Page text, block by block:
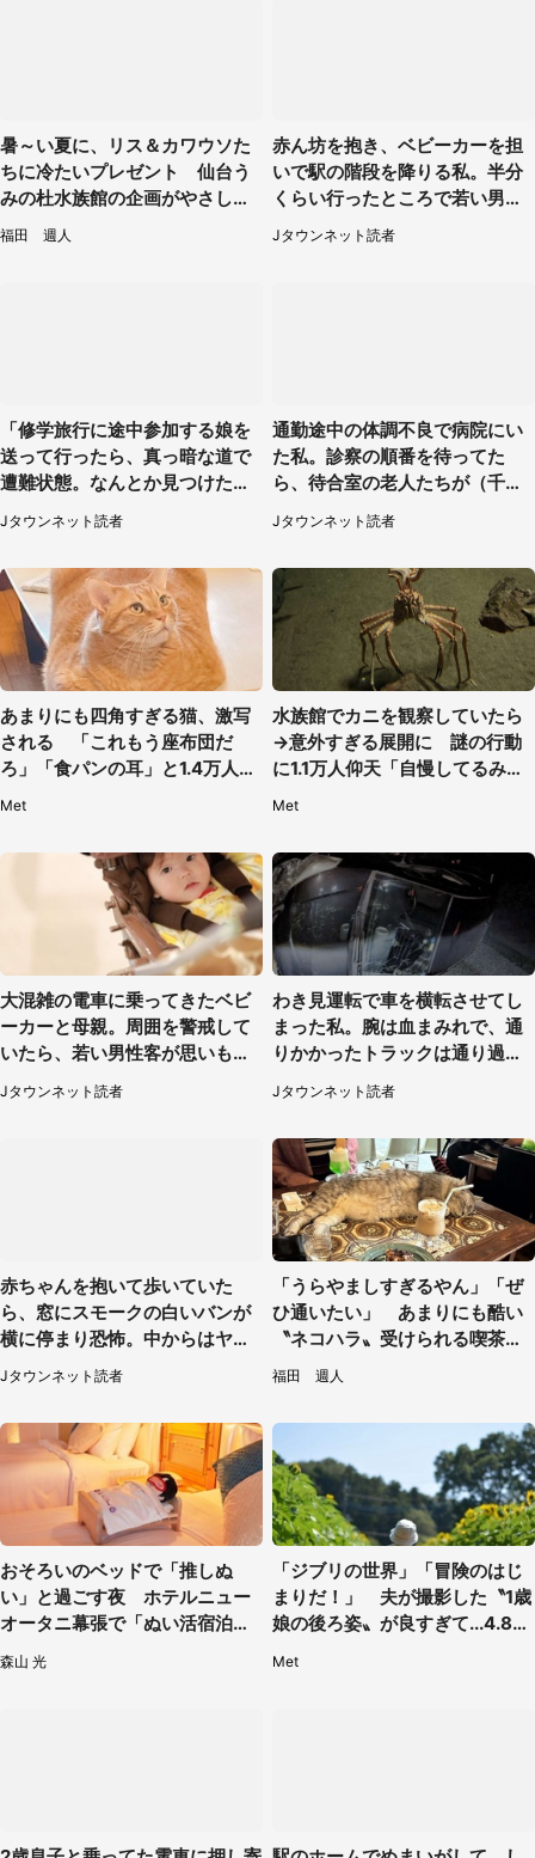
暑～い夏に、リス＆カワウソた
ちに冷たいプレゼント 仙台う
みの杜水族館の企画がやさしい
【7／31～8／23】
福田 週人
赤ん坊を抱き、ベビーカーを担
いで駅の階段を降りる私。半分
くらい行ったところで若い男性
が...（埼玉県・50代女性）
Jタウンネット読者
「修学旅行に途中参加する娘を
送って行ったら、真っ暗な道で
遭難状態。なんとか見つけた民
家に助けを求めると、住人の男
性が...」
Jタウンネット読者
通勤途中の体調不良で病院にい
た私。診察の順番を待ってた
ら、待合室の老人たちが（千葉
県・50代男性）
Jタウンネット読者
あまりにも四角すぎる猫、激写
される 「これもう座布団だ
ろ」「食パンの耳」と1.4万人困
惑
Met
水族館でカニを観察していたら
→意外すぎる展開に 謎の行動
に1.1万人仰天「自慢してるみた
い」
Met
大混雑の電車に乗ってきたベビ
ーカーと母親。周囲を警戒して
いたら、若い男性客が思いもよ
らぬ行動に（東京都・50代女
性）
Jタウンネット読者
わき見運転で車を横転させてし
まった私。腕は血まみれで、通
りかかったトラックは通り過ぎ
ていき...（福岡県・30代女性）
Jタウンネット読者
赤ちゃんを抱いて歩いていた
ら、窓にスモークの白いバンが
横に停まり恐怖。中からはヤン
チャそうな男性が...（神奈川
県・40代女性）
Jタウンネット読者
「うらやましすぎるやん」「ぜ
ひ通いたい」 あまりにも酷い
〝ネコハラ〟受けられる喫茶店
に5.3万人驚がく
福田 週人
おそろいのベッドで「推しぬ
い」と過ごす夜 ホテルニュー
オータニ幕張で「ぬい活宿泊プ
ラン」開始【8／8～3／31】
森山 光
「ジブリの世界」「冒険のはじ
まりだ！」 夫が撮影した〝1歳
娘の後ろ姿〟が良すぎて...4.8万
Met